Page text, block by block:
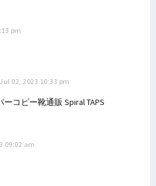
pm
Jul 02, 2023 10:33 pm
ーコピー靴通販 Spiral TAPS
09:02 am